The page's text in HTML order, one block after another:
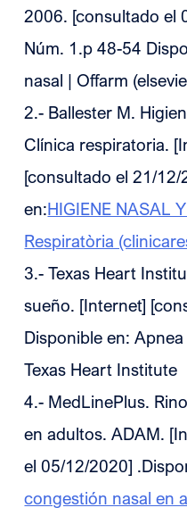
2006. [consultado el
Núm. 1.p 48-54
nasal | Offarm
2.- Ballester M.
Clínica respiratoria.
[consultado el 21/
en:HIGIENE NASAL
Respiratòria
3.- Texas Heart
sueño. [Internet]
Disponible en:
Texas Heart Institute
4.- MedLinePlus.
en adultos. ADAM.
el 05/12/2020]
congestión nasal en